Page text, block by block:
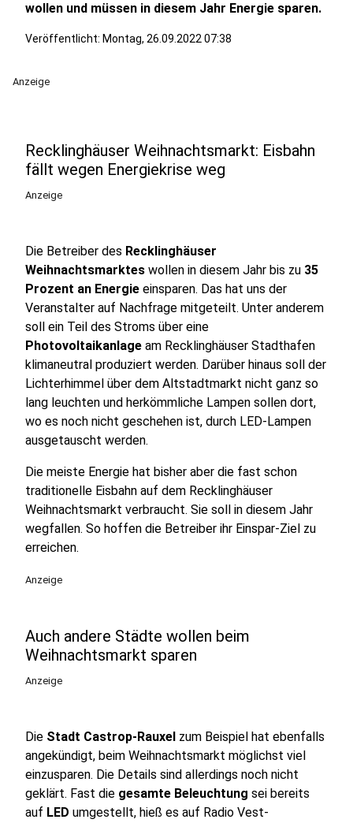
wollen und müssen in diesem Jahr Energie sparen.
Veröffentlicht: Montag, 26.09.2022 07:38
Anzeige
Recklinghäuser Weihnachtsmarkt: Eisbahn
fällt wegen Energiekrise weg
Anzeige
Die Betreiber des Recklinghäuser
Weihnachtsmarktes wollen in diesem Jahr bis zu 35
Prozent an Energie einsparen. Das hat uns der
Veranstalter auf Nachfrage mitgeteilt. Unter anderem
soll ein Teil des Stroms über eine
Photovoltaikanlage am Recklinghäuser Stadthafen
klimaneutral produziert werden. Darüber hinaus soll der
Lichterhimmel über dem Altstadtmarkt nicht ganz so
lang leuchten und herkömmliche Lampen sollen dort,
wo es noch nicht geschehen ist, durch LED-Lampen
ausgetauscht werden.
Die meiste Energie hat bisher aber die fast schon
traditionelle Eisbahn auf dem Recklinghäuser
Weihnachtsmarkt verbraucht. Sie soll in diesem Jahr
wegfallen. So hoffen die Betreiber ihr Einspar-Ziel zu
erreichen.
Anzeige
Auch andere Städte wollen beim
Weihnachtsmarkt sparen
Anzeige
Die Stadt Castrop-Rauxel zum Beispiel hat ebenfalls
angekündigt, beim Weihnachtsmarkt möglichst viel
einzusparen. Die Details sind allerdings noch nicht
geklärt. Fast die gesamte Beleuchtung sei bereits
auf LED umgestellt, hieß es auf Radio Vest-